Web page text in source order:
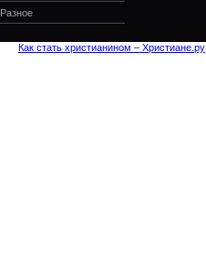
Разное
Как стать христианином – Христиане.ру